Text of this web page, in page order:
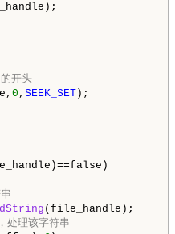
开头
0 , SEEK_SET );
(file_handle);
理该字符串